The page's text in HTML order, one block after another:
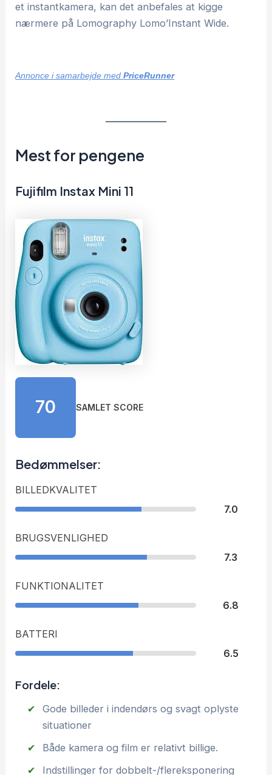
et instantkamera, kan det anbefales at kigge
nærmere på Lomography Lomo’Instant Wide.
Annonce i samarbejde medPriceRunner
Mest for pengene
Fujifilm Instax Mini 11
70 SAMLET SCORE
Bedømmelser:
BILLEDKVALITET
7.0
BRUGSVENLIGHED
7.3
FUNKTIONALITET
6.8
BATTERI
6.5
Fordele:
Gode billeder i indendørs og svagt oplyste
situationer
Både kamera og film er relativt billige.
Indstillinger for dobbelt-/flereksponering